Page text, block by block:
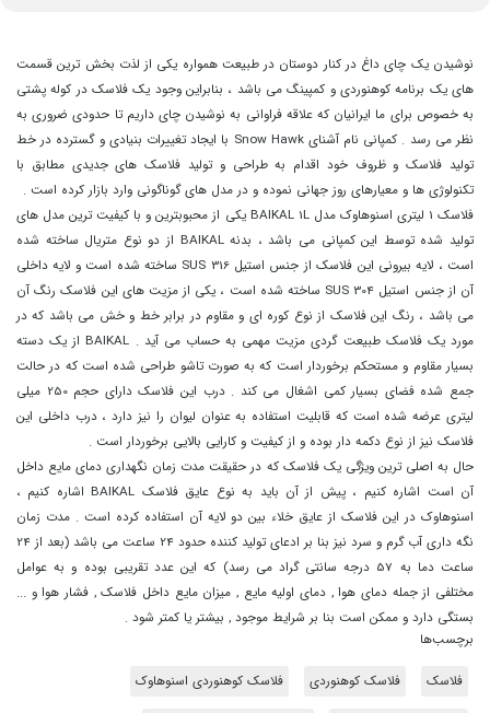
نوشیدن یک چای داغ در کنار دوستان در طبیعت همواره یکی از لذت بخش ترین قسمت
های یک برنامه کوهنوردی و کمپینگ می باشد ، بنابراین وجود یک فلاسک در کوله پشتی
به خصوص برای ما ایرانیان که علاقه فراوانی به نوشیدن چای داریم تا حدودی ضروری به
نظر می رسد . کمپانی نام آشنای Snow Hawk با ایجاد تغییرات بنیادی و گسترده در خط
تولید فلاسک و ظروف خود اقدام به طراحی و تولید فلاسک های جدیدی مطابق با
تکنولوژی ها و معیارهای روز جهانی نموده و در مدل های گوناگونی وارد بازار کرده است .
فلاسک 1 لیتری اسنوهاوک مدل BAIKAL 1L یکی از محبوبترین و با کیفیت ترین مدل های
تولید شده توسط این کمپانی می باشد ، بدنه BAIKAL از دو نوع متریال ساخته شده
است ، لایه بیرونی این فلاسک از جنس استیل SUS 316 ساخته شده است و لایه داخلی
آن از جنس استیل SUS 304 ساخته شده است ، یکی از مزیت های این فلاسک رنگ آن
می باشد ، رنگ این فلاسک از نوع کوره ای و مقاوم در برابر خط و خش می باشد که در
مورد یک فلاسک طبیعت گردی مزیت مهمی به حساب می آید . BAIKAL از یک دسته
بسیار مقاوم و مستحکم برخوردار است که به صورت تاشو طراحی شده است که در حالت
جمع شده فضای بسیار کمی اشغال می کند . درب این فلاسک دارای حجم 250 میلی
لیتری عرضه شده است که قابلیت استفاده به عنوان لیوان را نیز دارد ، درب داخلی این
فلاسک نیز از نوع دکمه دار بوده و از کیفیت و کارایی بالایی برخوردار است .
حال به اصلی ترین ویژگی یک فلاسک که در حقیقت مدت زمان نگهداری دمای مایع داخل
آن است اشاره کنیم ، پیش از آن باید به نوع عایق فلاسک BAIKAL اشاره کنیم ،
اسنوهاوک در این فلاسک از عایق خلاء بین دو لایه آن استفاده کرده است . مدت زمان
نگه داری آب گرم و سرد نیز بنا بر ادعای تولید کننده حدود 24 ساعت می باشد (بعد از 24
ساعت دما به 57 درجه سانتی گراد می رسد) که این عدد تقریبی بوده و به عوامل
مختلفی از جمله دمای هوا , دمای اولیه مایع , میزان مایع داخل فلاسک , فشار هوا و ...
بستگی دارد و ممکن است بنا بر شرایط موجود , بیشتر یا کمتر شود .
برچسب‌ها
فلاسک فلاسک کوهنوردی فلاسک کوهنوردی اسنوهاوک